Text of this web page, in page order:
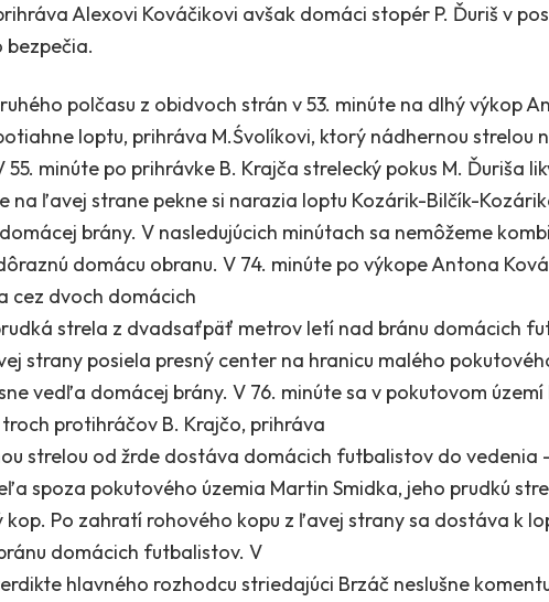
Alexovi Kováčikovi avšak domáci stopér P. Ďuriš v
polčasu z obidvoch strán v 53. minúte na dlhý výkop
loptu, prihráva M.Śvolíkovi, ktorý nádhernou strelou
55. minúte po prihrávke B. Krajča strelecký pokus M. Ďuriša
na ľavej strane pekne si narazia loptu Kozárik-Bilčík-
brány. V nasledujúcich minútach sa nemôžeme
domácu obranu. V 74. minúte po výkope Antona
cez dvoch domácich
strela z dvadsaťpäť metrov letí nad bránu domácich
strany posiela presný center na hranicu malého
vedľa domácej brány. V 76. minúte sa v pokutovom
protihráčov B. Krajčo, prihráva
strelou od žrde dostáva domácich futbalistov do vedenia
spoza pokutového územia Martin Smidka, jeho prudkú
kop. Po zahratí rohového kopu z ľavej strany sa dostáva k
domácich futbalistov. V
hlavného rozhodcu striedajúci Brzáč neslušne